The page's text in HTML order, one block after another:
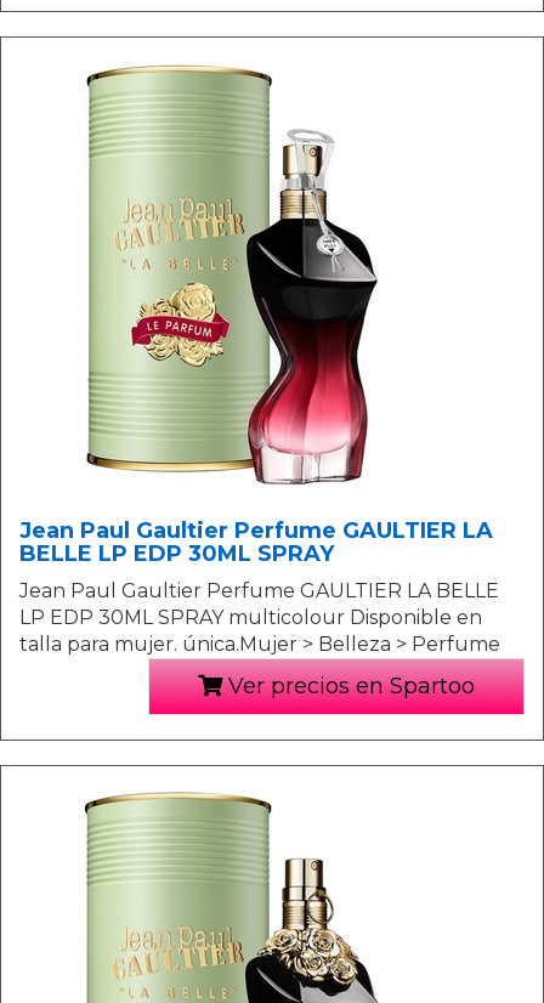
Jean Paul Gaultier Perfume GAULTIER LA
BELLE LP EDP 30ML SPRAY
Jean Paul Gaultier Perfume GAULTIER LA BELLE
LP EDP 30ML SPRAY multicolour Disponible en
talla para mujer. única.Mujer > Belleza > Perfume
Ver precios en Spartoo